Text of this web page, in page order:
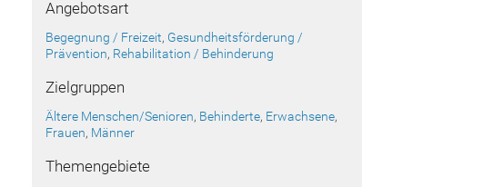
Angebotsart
Begegnung / Freizeit, Gesundheitsförderung /
Prävention, Rehabilitation / Behinderung
Zielgruppen
Ältere Menschen/Senioren, Behinderte, Erwachsene,
Frauen, Männer
Themengebiete